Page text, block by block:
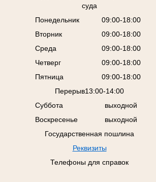
суда
Понедельник
09:00-18:00
Вторник
09:00-18:00
Среда
09:00-18:00
Четверг
09:00-18:00
Пятница
09:00-18:00
Перерыв13:00-14:00
Суббота
выходной
Воскресенье
выходной
Государственная пошлина
Реквизиты
Телефоны для справок